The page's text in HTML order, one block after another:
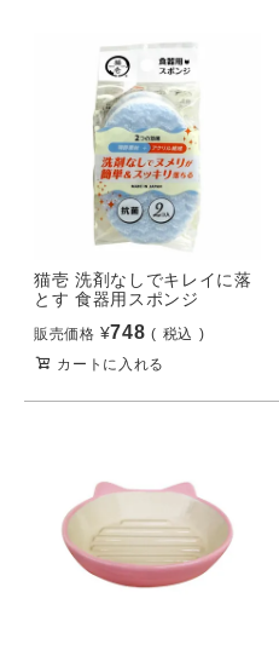
猫壱 洗剤なしでキレイに落
とす 食器用スポンジ
販売価格 ¥748
税込
カートに入れる